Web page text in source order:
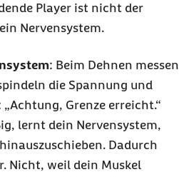
Player ist nicht der
Nervensystem.
: Beim Dehnen messen
die Spannung und
Grenze erreicht.“
lernt dein Nervensystem,
Dadurch
Nicht, weil dein Muskel